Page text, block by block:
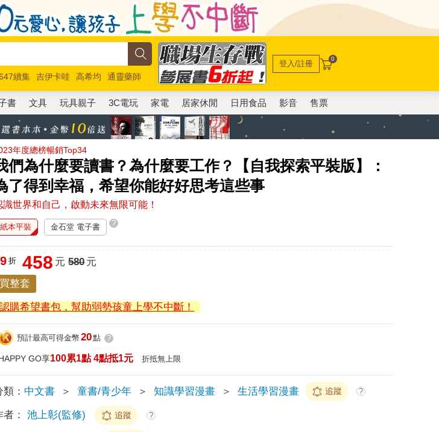
續集 吉伊卡哇 高希均
通靈藥師
動員5 超慢跑
登入/註冊 0
書 文具 玩具親子 3C電玩 家電 居家休閒 日用食品 影音 售票
年度總榜暢銷Top34
們為什麼要讀書？為什麼要工作？【自我探索平裝版】：
了得到幸福，希望你能好好思考這些事
識世界和自己，啟動未來無限可能！
紙本平裝 金石堂 電子書 ?
折 458 元 580元
買整套
認購希望書包，幫助弱勢孩童上學不中斷！
預計最高可得金幣 20點 ?
GO享100累1點 4點抵1元 折抵無上限
類： 中文書 ＞ 童書/青少年 ＞ 知識學習漫畫 ＞ 生活學習漫畫 追蹤 ?
者： 池上彰(監修) 追蹤 ?